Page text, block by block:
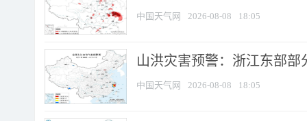
中国天气网 2026-08-08 18:05
山洪灾害预警：浙江东部
中国天气网 2026-08-08 18:05